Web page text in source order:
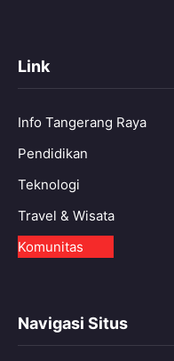
Link
Info Tangerang Raya
Pendidikan
Teknologi
Travel & Wisata
Komunitas
Navigasi Situs